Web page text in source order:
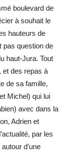
boulevard de
à souhait le
hauteurs de
pas question de
haut-Jura. Tout
et des repas à
de sa famille,
Michel) qui lui
avec dans la
Adrien et
par les
d’une